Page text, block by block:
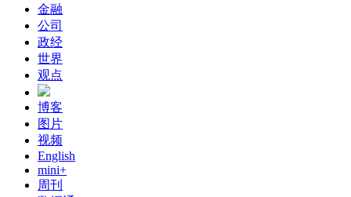
金融
公司
政经
世界
观点
博客
图片
视频
English
mini+
周刊